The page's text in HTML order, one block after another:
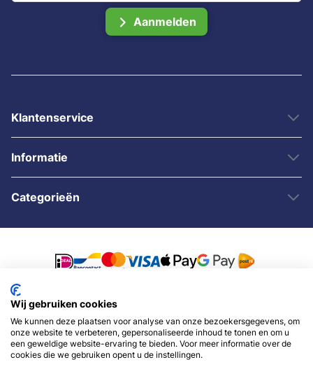
Aanmelden
Klantenservice
Informatie
Categorieën
Wij gebruiken cookies
We kunnen deze plaatsen voor analyse van onze bezoekersgegevens, om
onze website te verbeteren, gepersonaliseerde inhoud te tonen en om u
een geweldige website-ervaring te bieden. Voor meer informatie over de
cookies die we gebruiken opent u de instellingen.